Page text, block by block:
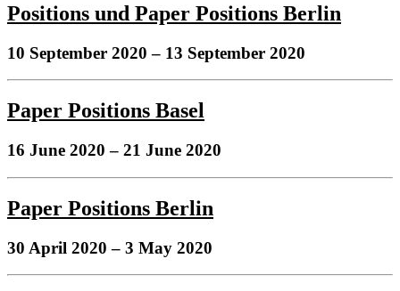
Positions und Paper Positions Berlin
10 September 2020 – 13 September 2020
Paper Positions Basel
16 June 2020 – 21 June 2020
Paper Positions Berlin
30 April 2020 – 3 May 2020